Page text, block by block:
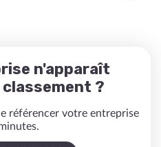
n'apparaît
?
référencer votre entreprise